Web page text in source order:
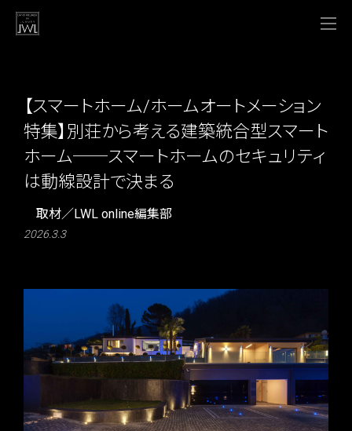
【スマートホーム/ホームオートメーション
特集】別荘から考える建築統合型スマート
ホーム──スマートホームのセキュリティ
は動線設計で決まる
取材／LWL online編集部
2026.3.3